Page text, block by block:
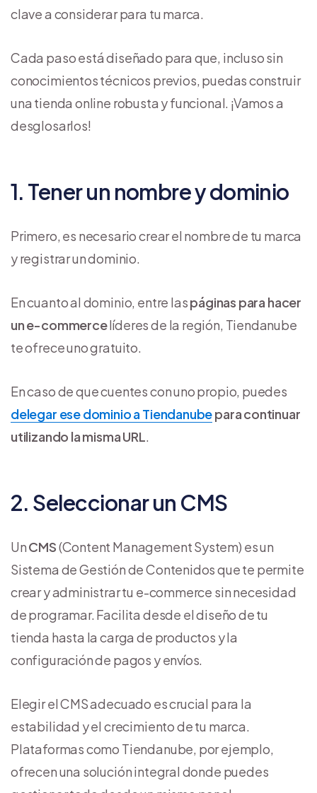
clave a considerar para tu marca.
Cada paso está diseñado para que, incluso sin
conocimientos técnicos previos, puedas construir
una tienda online robusta y funcional. ¡Vamos a
desglosarlos!
1. Tener un nombre y dominio
Primero, es necesario crear el nombre de tu marca
y registrar un dominio.
En cuanto al dominio, entre laspáginas para hacer
un e-commercelíderes de la región, Tiendanube
te ofrece uno gratuito.
En caso de que cuentes con uno propio, puedes
delegar ese dominio a Tiendanubepara continuar
utilizando la misma URL.
2. Seleccionar un CMS
UnCMS(Content Management System) es un
Sistema de Gestión de Contenidos que te permite
crear y administrar tu e-commerce sin necesidad
de programar. Facilita desde el diseño de tu
tienda hasta la carga de productos y la
configuración de pagos y envíos.
Elegir el CMS adecuado es crucial para la
estabilidad y el crecimiento de tu marca.
Plataformas como Tiendanube, por ejemplo,
ofrecen una solución integral donde puedes